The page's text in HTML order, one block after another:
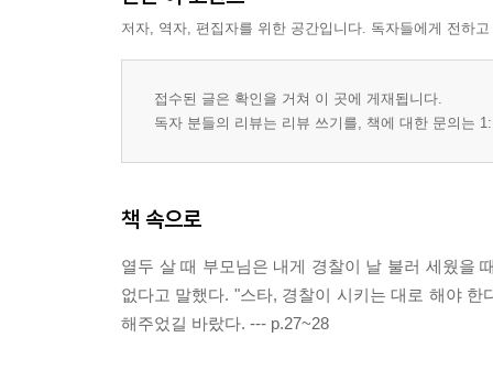
저자, 역자, 편집자를 위한 공간입니다. 독자들에게 전하
접수된 글은 확인을 거쳐 이 곳에 게재됩니다.
독자 분들의 리뷰는 리뷰 쓰기를, 책에 대한 문의는
책 속으로
열두 살 때 부모님은 내게 경찰이 날 불러 세웠을
없다고 말했다. "스타, 경찰이 시키는 대로 해야
해주었길 바랐다. --- p.27~28